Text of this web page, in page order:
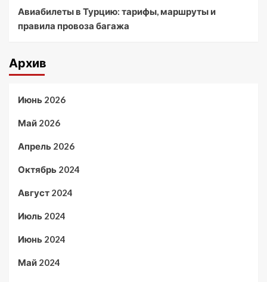
Авиабилеты в Турцию: тарифы, маршруты и
правила провоза багажа
Архив
Июнь 2026
Май 2026
Апрель 2026
Октябрь 2024
Август 2024
Июль 2024
Июнь 2024
Май 2024